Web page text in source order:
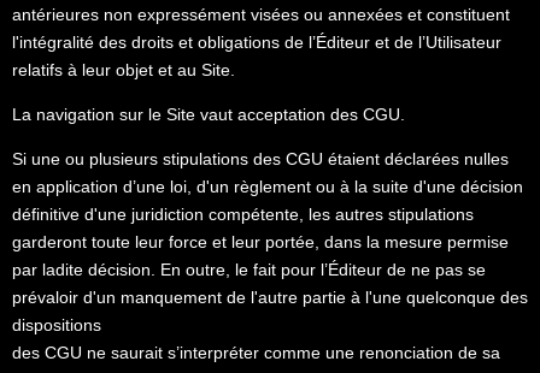
antérieures non expressément visées ou annexées et constituent
l'intégralité des droits et obligations de l’Éditeur et de l’Utilisateur
relatifs à leur objet et au Site.
La navigation sur le Site vaut acceptation des CGU.
Si une ou plusieurs stipulations des CGU étaient déclarées nulles
en application d’une loi, d'un règlement ou à la suite d'une décision
définitive d'une juridiction compétente, les autres stipulations
garderont toute leur force et leur portée, dans la mesure permise
par ladite décision. En outre, le fait pour l’Éditeur de ne pas se
prévaloir d'un manquement de l'autre partie à l'une quelconque des
dispositions
des CGU ne saurait s’interpréter comme une renonciation de sa